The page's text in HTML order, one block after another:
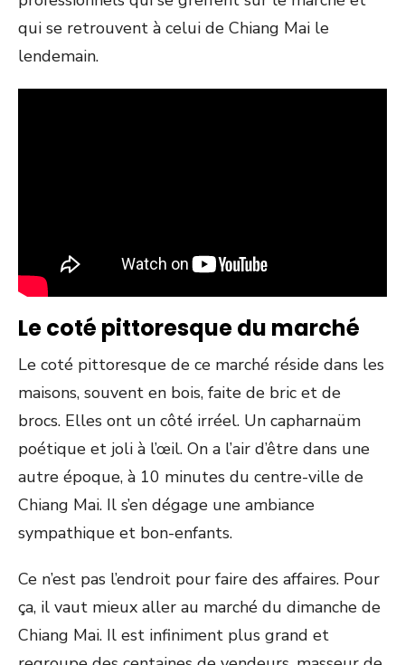
qui se retrouvent à celui de Chiang Mai le
lendemain.
Le coté pittoresque du marché
Le coté pittoresque de ce marché réside dans les
maisons, souvent en bois, faite de bric et de
brocs. Elles ont un côté irréel. Un capharnaüm
poétique et joli à l’œil. On a l’air d’être dans une
autre époque, à 10 minutes du centre-ville de
Chiang Mai. Il s’en dégage une ambiance
sympathique et bon-enfants.
Ce n’est pas l’endroit pour faire des affaires. Pour
ça, il vaut mieux aller au marché du dimanche de
Chiang Mai. Il est infiniment plus grand et